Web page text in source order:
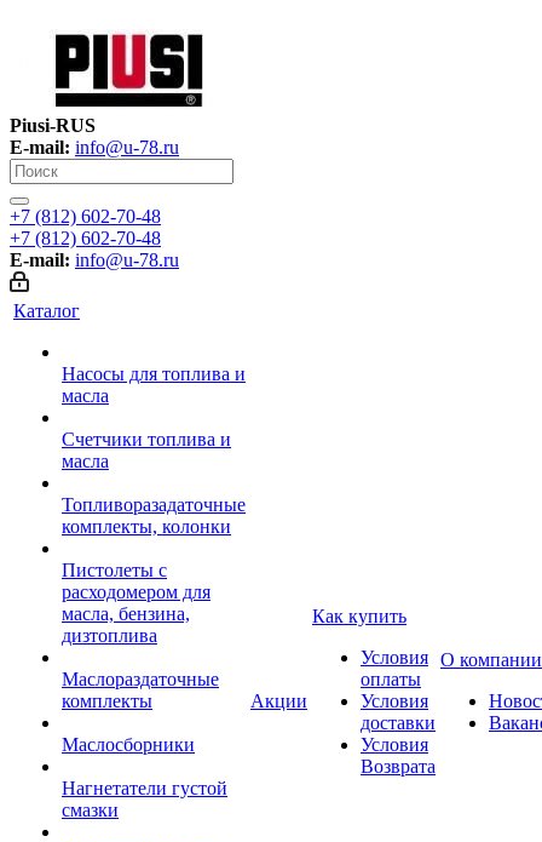
Piusi-RUS
E-mail: info@u-78.ru
+7 (812) 602-70-48
+7 (812) 602-70-48
E-mail: info@u-78.ru
Каталог
Насосы для топлива и
масла
Счетчики топлива и
масла
Топливоразадаточные
комплекты, колонки
Пистолеты с
расходомером для
масла, бензина,
дизтоплива
Маслораздаточные
комплекты
Маслосборники
Нагнетатели густой
смазки
Акции
Как купить
Условия
оплаты
Условия
доставки
Условия
Возврата
О компании